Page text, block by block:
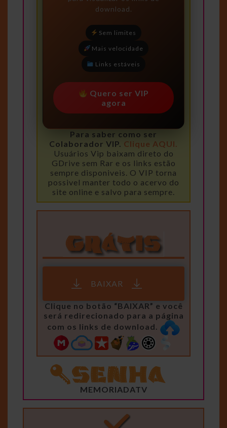
download.
Sem limites
Mais velocidade
Links estáveis
Quero ser VIP
agora
Para saber como ser
Colaborador VIP. Clique AQUI.
Usuários Vip baixam direto do
GDrive sem Rar e os links estão
sempre disponiveis. O VIP torna
possivel manter todo o acervo do
site online e salvo para sempre.
BAIXAR
Clique no botão “BAIXAR” e você
será redirecionado para a página
com os links de download.
MEMORIADATV